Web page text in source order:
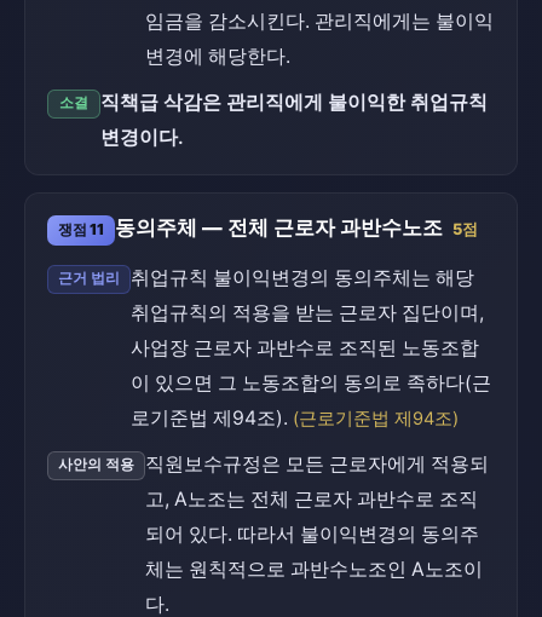
임금을 감소시킨다. 관리직에게는 불이익
변경에 해당한다.
소결
직책급 삭감은 관리직에게 불이익한 취업규칙
변경이다.
쟁점 11 동의주체 — 전체 근로자 과반수노조 5점
근거 법리
취업규칙 불이익변경의 동의주체는 해당
취업규칙의 적용을 받는 근로자 집단이며,
사업장 근로자 과반수로 조직된 노동조합
이 있으면 그 노동조합의 동의로 족하다(근
로기준법 제94조). (근로기준법 제94조)
사안의 적용
직원보수규정은 모든 근로자에게 적용되
고, A노조는 전체 근로자 과반수로 조직
되어 있다. 따라서 불이익변경의 동의주
체는 원칙적으로 과반수노조인 A노조이
다.